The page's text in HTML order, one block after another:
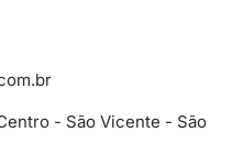
- São Vicente - São